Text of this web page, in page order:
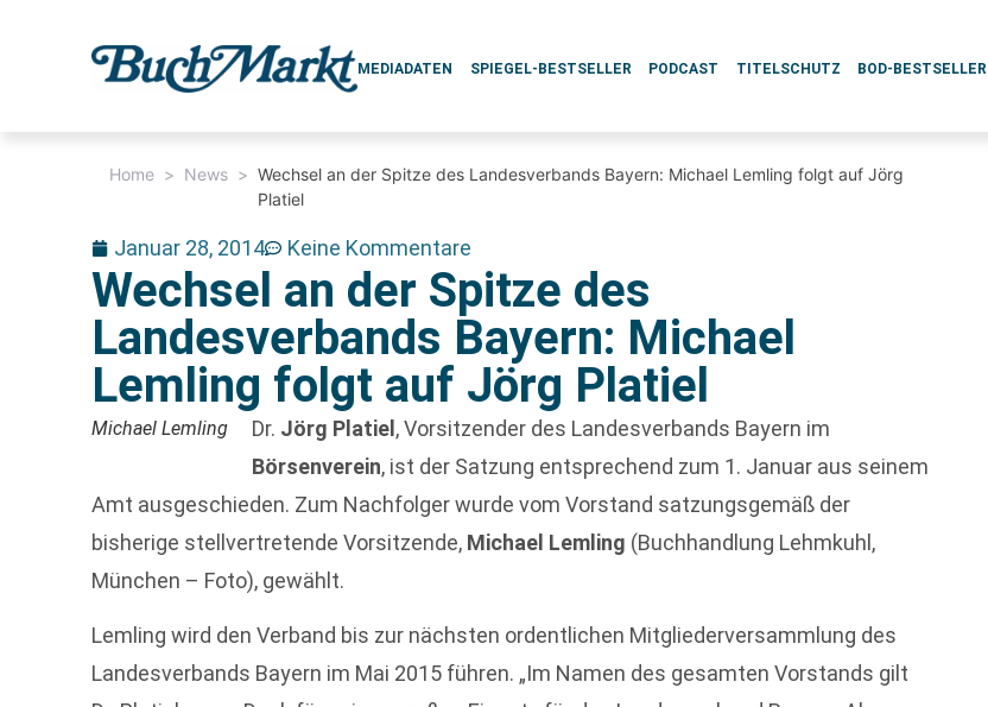
MEDIADATEN SPIEGEL-BESTSELLER PODCAST TITELSCHUTZ BOD-BESTSELLER
Home > News > Wechsel an der Spitze des Landesverbands Bayern: Michael Lemling folgt auf Jörg
Platiel
Januar 28, 2014 Keine Kommentare
Wechsel an der Spitze des
Landesverbands Bayern: Michael
Lemling folgt auf Jörg Platiel
Michael Lemling Dr. Jörg Platiel , Vorsitzender des Landesverbands Bayern im
Börsenverein, ist der Satzung entsprechend zum 1. Januar aus seinem
Amt ausgeschieden. Zum Nachfolger wurde vom Vorstand satzungsgemäß der
bisherige stellvertretende Vorsitzende, Michael Lemling (Buchhandlung Lehmkuhl,
München – Foto), gewählt.
Lemling wird den Verband bis zur nächsten ordentlichen Mitgliederversammlung des
Landesverbands Bayern im Mai 2015 führen. „Im Namen des gesamten Vorstands gilt